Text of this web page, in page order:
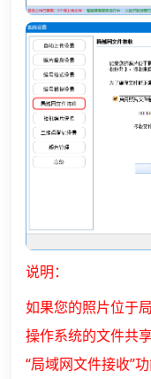
说明：
如果您的照片位于
操作系统的文件共
“局域网文件接收”